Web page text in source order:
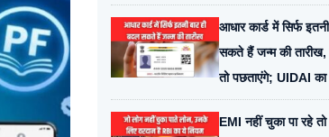
पहचान
आधार कार्ड में सिर्फ
सकते हैं जन्म की तारीख,
तो पछताएंगे; UIDAI
EMI नहीं चुका पा रहे तो